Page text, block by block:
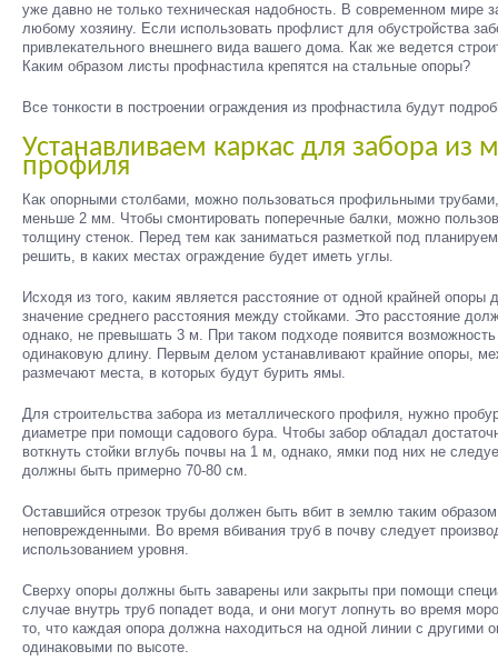
уже давно не только техническая надобность. В современном мире
любому хозяину. Если использовать профлист для обустройства
привлекательного внешнего вида вашего дома. Как же ведется
Каким образом листы профнастила крепятся на стальные опоры?
Все тонкости в построении ограждения из профнастила будут
Устанавливаем каркас для забора из
профиля
Как опорными столбами, можно пользоваться профильными
меньше 2 мм. Чтобы смонтировать поперечные балки, можно
толщину стенок. Перед тем как заниматься разметкой под
решить, в каких местах ограждение будет иметь углы.
Исходя из того, каким является расстояние от одной крайней опоры
значение среднего расстояния между стойками. Это расстояние
однако, не превышать 3 м. При таком подходе появится
одинаковую длину. Первым делом устанавливают крайние опоры,
размечают места, в которых будут бурить ямы.
Для строительства забора из металлического профиля, нужно
диаметре при помощи садового бура. Чтобы забор обладал
воткнуть стойки вглубь почвы на 1 м, однако, ямки под них не
должны быть примерно 70-80 см.
Оставшийся отрезок трубы должен быть вбит в землю таким
неповрежденными. Во время вбивания труб в почву следует
использованием уровня.
Сверху опоры должны быть заварены или закрыты при помощи
случае внутрь труб попадет вода, и они могут лопнуть во время
то, что каждая опора должна находиться на одной линии с другими
одинаковыми по высоте.